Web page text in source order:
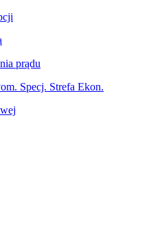
prądu
Specj. Strefa Ekon.